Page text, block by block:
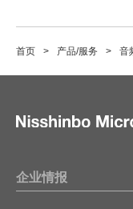
首页 产品/服务 音
企业情报